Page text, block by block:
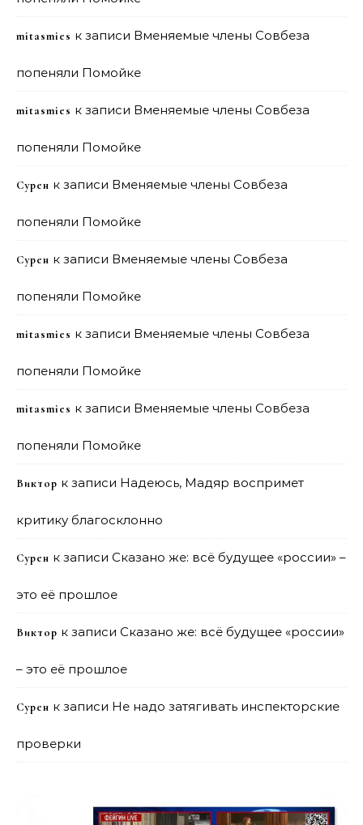
mitasmies к записи Вменяемые члены Совбеза
попеняли Помойке
mitasmies к записи Вменяемые члены Совбеза
попеняли Помойке
Сурен к записи Вменяемые члены Совбеза
попеняли Помойке
Сурен к записи Вменяемые члены Совбеза
попеняли Помойке
mitasmies к записи Вменяемые члены Совбеза
попеняли Помойке
mitasmies к записи Вменяемые члены Совбеза
попеняли Помойке
Виктор к записи Надеюсь, Мадяр воспримет
критику благосклонно
Сурен к записи Сказано же: всё будущее «россии» –
это её прошлое
Виктор к записи Сказано же: всё будущее «россии»
– это её прошлое
Сурен к записи Не надо затягивать инспекторские
проверки